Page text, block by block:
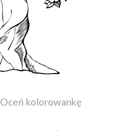
Oceń kolorowankę